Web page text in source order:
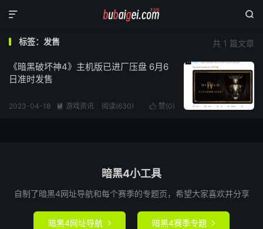


共 1 篇文章
标签：发售
《暗黑破坏神4》主机版已进厂压盘 6月6
日准时发售
 赞(0)
2023-04-18  游戏资讯 阅读(630)
暗黑4小工具
自制了暗黑4网址导航和每个赛季的专题页，希望大家喜欢并分享
暗黑4网址导航  暗黑4赛季专题 